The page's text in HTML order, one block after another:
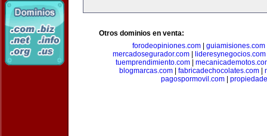
Otros dominios en venta:
forodeopiniones.com
guiamisiones.com
mercadosegurador.com
lideresynegocios.com
tuemprendimiento.com
blogmarcas.com
fabricadechocolates.com
pagospormovil.com|